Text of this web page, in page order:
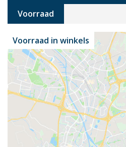
Voorraad
Voorraad in winkels